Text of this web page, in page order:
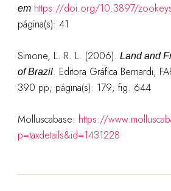
em https://doi.org/10.3897/
página(s): 41
Simone, L. R. L. (2006). Land and
of Brazil. Editora Gráfica Bernardi,
390 pp; página(s): 179; fig. 644
Molluscabase: https://
p=taxdetails&id=1431228